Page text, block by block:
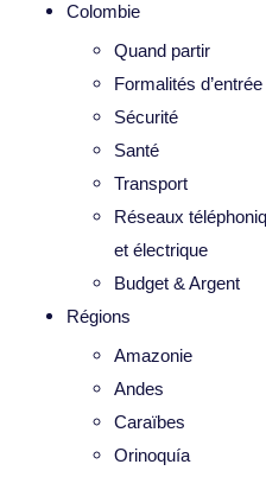
Colombie
Quand partir
Formalités d’entrée
Sécurité
Santé
Transport
Réseaux
et électrique
Budget & Argent
Régions
Amazonie
Andes
Caraïbes
Orinoquía